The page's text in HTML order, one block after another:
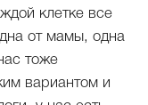
клетке все
от мамы, одна
тоже
вариантом и